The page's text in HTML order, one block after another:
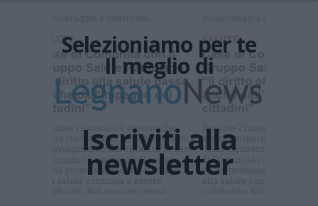
Selezioniamo per te
Il meglio di
Iscriviti alla
newsletter